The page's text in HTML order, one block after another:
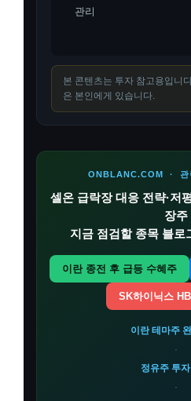
관리
본 콘텐츠는 투자 참고용입니
은 본인에게 있습니다.
ONBLANC.COM · 관
셀온 급락장 대응 전략·저
장주
지금 점검할 종목 블로
이란 종전 후 급등 수혜주
SK하이닉스
이란 테마주
·
정유주 투
·